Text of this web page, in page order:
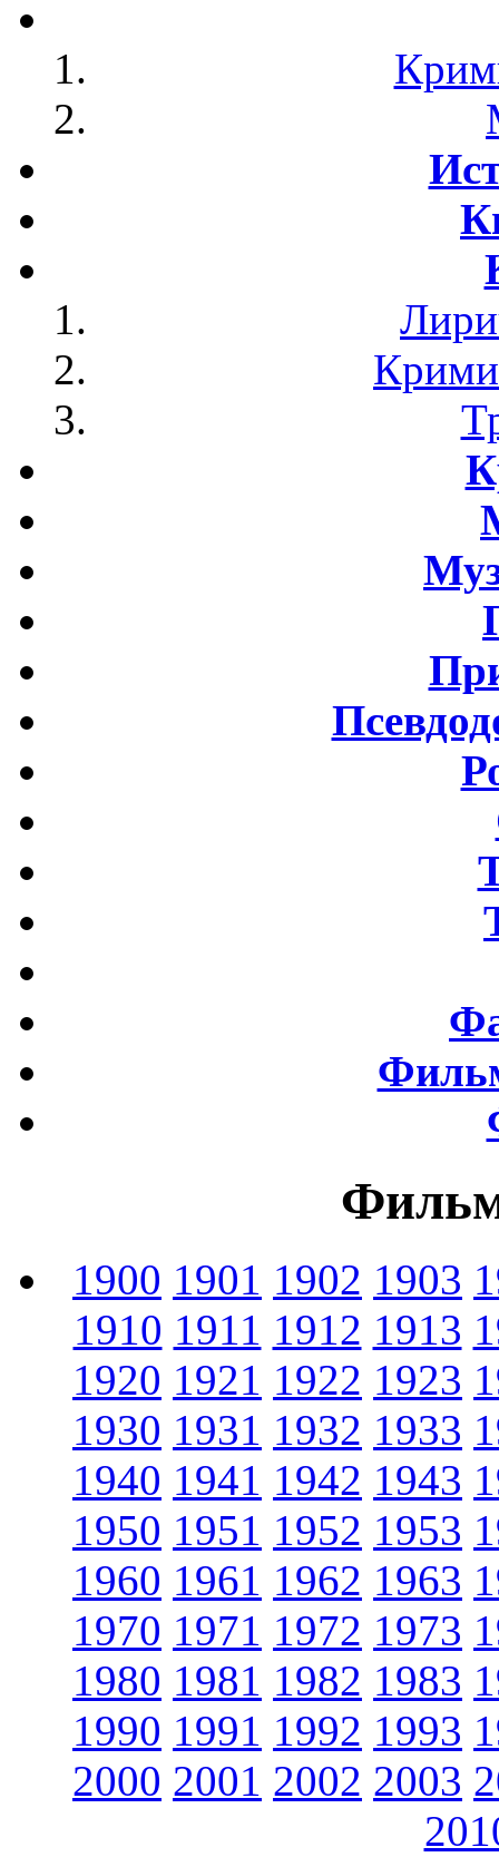
1900 1901 1902 1903
1910 1911 1912 1913
1920 1921 1922 1923
1930 1931 1932 1933
1940 1941 1942 1943
1950 1951 1952 1953
1960 1961 1962 1963
1970 1971 1972 1973
1980 1981 1982 1983
1990 1991 1992 1993
2000 2001 2002 2003